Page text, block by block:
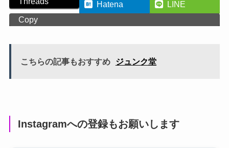
Hatena
LINE
Copy
こちらの記事もおすすめ ジュンク堂
Instagramへの登録もお願いします